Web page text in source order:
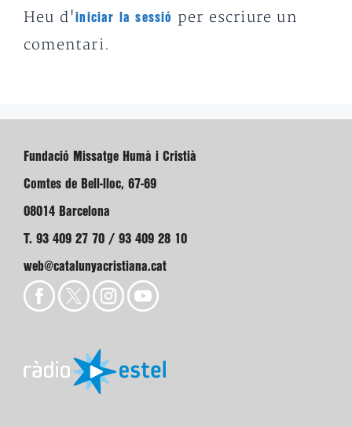
Heu d'iniciar la sessió
per escriure un
comentari.
Fundació Missatge Humà i Cristià
Comtes de Bell-lloc, 67-69
08014 Barcelona
T. 93 409 27 70 / 93 409 28 10
web@catalunyacristiana.cat